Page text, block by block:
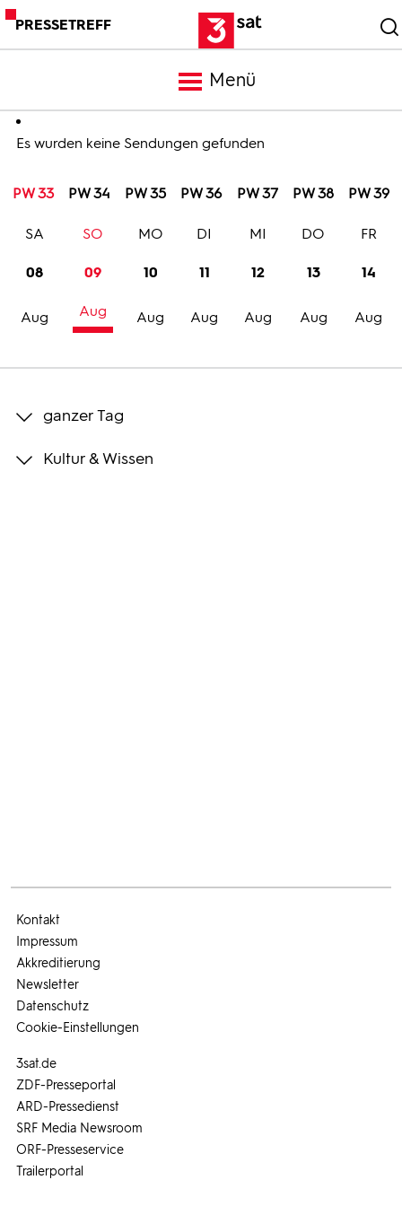
PRESSETREFF
Menü
Meldungen
Programm
Trailer
Bilder
Es wurden keine Sendungen gefunden
PW 33 PW 34 PW 35 PW 36 PW 37 PW 38 PW 39
08
Aug
SA
09
Aug
SO
10
Aug
MO
11
Aug
DI
12
Aug
MI
13
Aug
DO
14
Aug
FR
ganzer Tag
Kultur & Wissen
3sat.de
ZDF-Presseportal
ARD-Pressedienst
SRF Media Newsroom
ORF-Presseservice
Trailerportal
Kontakt
Impressum
Akkreditierung
Newsletter
Datenschutz
Cookie-Einstellungen